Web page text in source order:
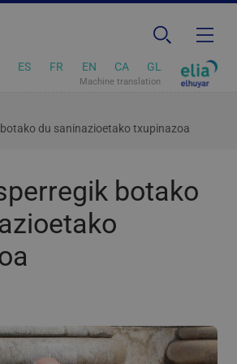
ES FR EN CA GL
Machine translation
du saninazioetako txupinazoa
botako